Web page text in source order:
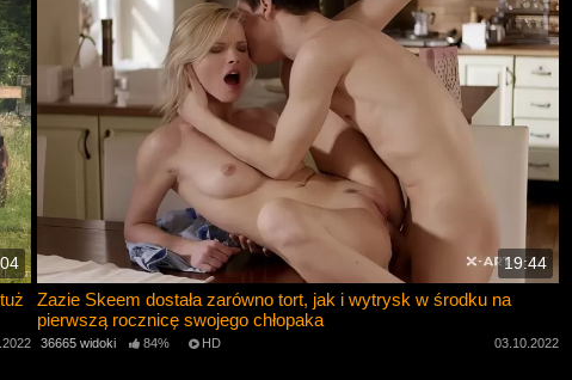
19:44
Zazie Skeem dostała zarówno tort, jak i wytrysk w środku na
pierwszą rocznicę swojego chłopaka
36665 widoki 84% HD 03.10.2022